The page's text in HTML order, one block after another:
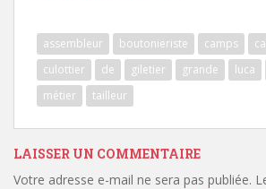
assembleur boutonieriste camps
culottier
de giletier grande luca
métier
tailleur
LAISSER UN COMMENTAIRE
Votre adresse e-mail ne sera pas publiée.